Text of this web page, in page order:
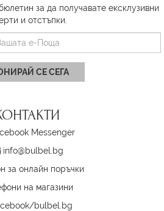
за да получавате ексклузивни
и отстъпки.
СЕ СЕГА
Messenger
info@bulbel.bg
за онлайн поръчки
на магазини
bulbel.bg